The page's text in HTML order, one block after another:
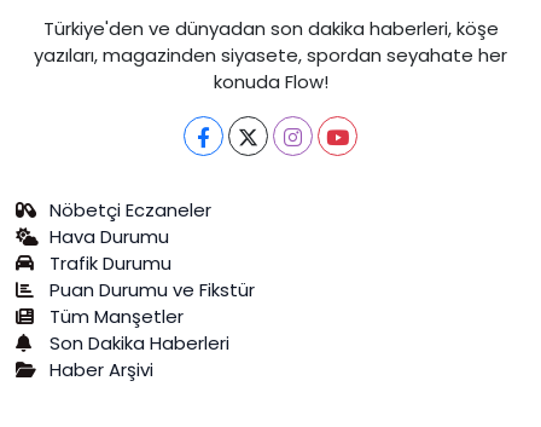
Türkiye'den ve dünyadan son dakika haberleri, köşe
yazıları, magazinden siyasete, spordan seyahate her
konuda Flow!
Nöbetçi Eczaneler
Hava Durumu
Trafik Durumu
Puan Durumu ve Fikstür
Tüm Manşetler
Son Dakika Haberleri
Haber Arşivi